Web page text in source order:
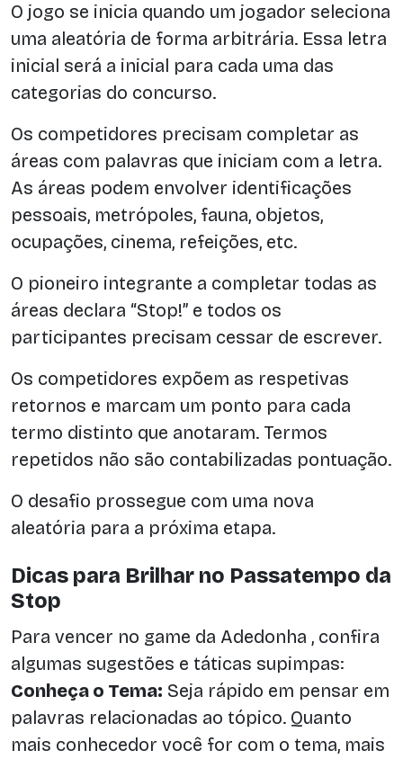
O jogo se inicia quando um jogador seleciona
uma aleatória de forma arbitrária. Essa letra
inicial será a inicial para cada uma das
categorias do concurso.
Os competidores precisam completar as
áreas com palavras que iniciam com a letra.
As áreas podem envolver identificações
pessoais, metrópoles, fauna, objetos,
ocupações, cinema, refeições, etc.
O pioneiro integrante a completar todas as
áreas declara “Stop!” e todos os
participantes precisam cessar de escrever.
Os competidores expõem as respetivas
retornos e marcam um ponto para cada
termo distinto que anotaram. Termos
repetidos não são contabilizadas pontuação.
O desafio prossegue com uma nova
aleatória para a próxima etapa.
Dicas para Brilhar no Passatempo da
Stop
Para vencer no game da Adedonha , confira
algumas sugestões e táticas supimpas:
Conheça o Tema: Seja rápido em pensar em
palavras relacionadas ao tópico. Quanto
mais conhecedor você for com o tema, mais